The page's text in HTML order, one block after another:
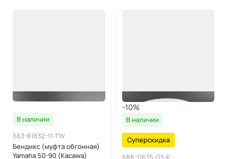
В наличии
663-81832-11-TW
Бендикс (муфта обгонная)
Yamaha 50-90 (Kacawa)
-10%
В наличии
Суперскидка